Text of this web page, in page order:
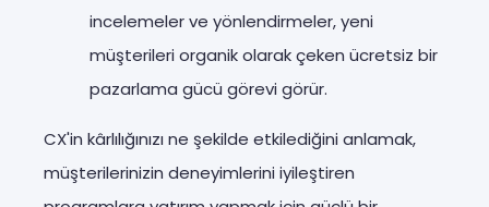
incelemeler ve yönlendirmeler, yeni
müşterileri organik olarak çeken ücretsiz bir
pazarlama gücü görevi görür.
CX'in kârlılığınızı ne şekilde etkilediğini anlamak,
müşterilerinizin deneyimlerini iyileştiren